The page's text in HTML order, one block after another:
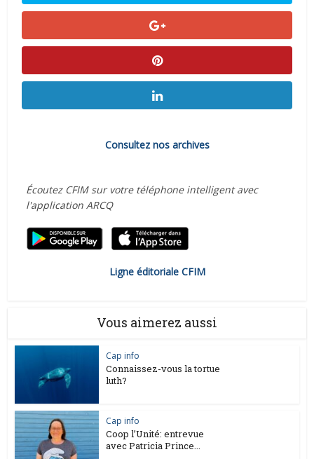
Consultez nos archives
Écoutez CFIM sur votre téléphone intelligent avec
l'application ARCQ
Ligne éditoriale CFIM
Vous aimerez aussi
Cap info
Connaissez-vous la tortue
luth?
Cap info
Coop l’Unité: entrevue
avec Patricia Prince...